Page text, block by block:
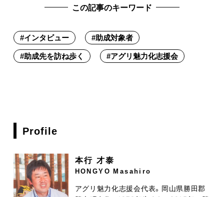
この記事のキーワード
#インタビュー #助成対象者
#助成先を訪ね歩く #アグリ魅力化志援会
Profile
本行 才泰
HONGYO Masahiro
アグリ魅力化志援会代表。岡山県勝田郡